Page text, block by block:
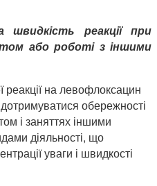
реакції при
або роботі з іншими
реакції на левофлоксацин
обережності
і заняттях іншими
діяльності, що
уваги і швидкості